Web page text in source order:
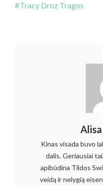
Tracy Droz Tragos
Kinas visada buvo
dalis. Geriausiai
apibūdina Tildos
veidą ir nelygią